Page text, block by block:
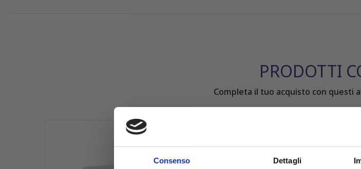
Consenso Dettagli
PRODOTTI
Completa il tuo acquisto con questi